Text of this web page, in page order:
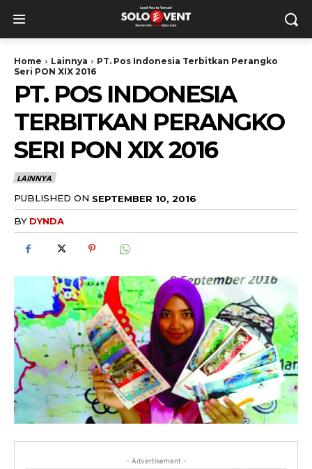
Home Lainnya
PT. Pos Indonesia Terbitkan Perangko
Seri PON XIX 2016
PT. POS INDONESIA
TERBITKAN PERANGKO
SERI PON XIX 2016
LAINNYA
PUBLISHED ON SEPTEMBER 10, 2016
BY DYNDA
- Advertisement -